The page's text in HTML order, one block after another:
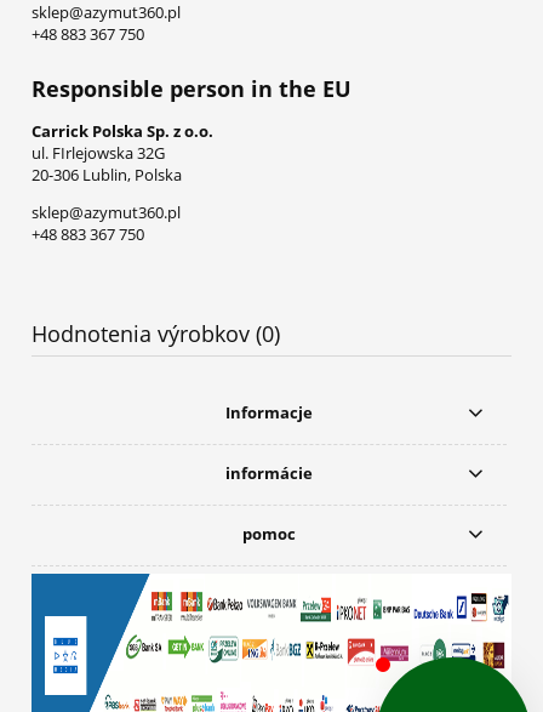
sklep@azymut360.pl
+48 883 367 750
Responsible person in the EU
Carrick Polska Sp. z o.o.
ul. FIrlejowska 32G
20-306 Lublin, Polska
sklep@azymut360.pl
+48 883 367 750
Hodnotenia výrobkov (0)
Informacje
informácie
pomoc